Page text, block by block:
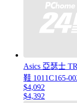
Asics 亞瑟士
鞋 1011C165-
$4,092
$4,392